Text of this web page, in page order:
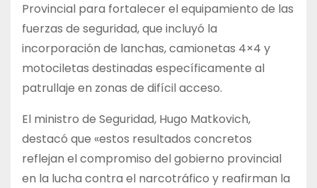
Provincial para fortalecer el equipamiento de las
fuerzas de seguridad, que incluyó la
incorporación de lanchas, camionetas 4×4 y
motociletas destinadas específicamente al
patrullaje en zonas de difícil acceso.
El ministro de Seguridad, Hugo Matkovich,
destacó que «estos resultados concretos
reflejan el compromiso del gobierno provincial
en la lucha contra el narcotráfico y reafirman la